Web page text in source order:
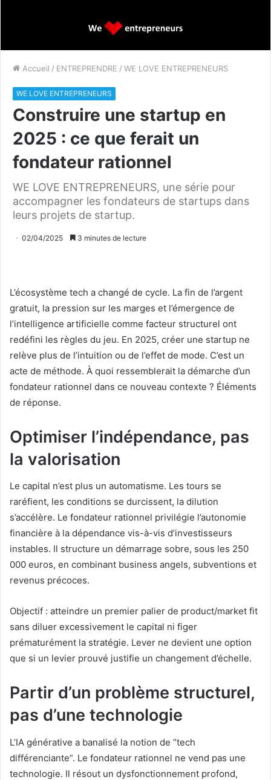
Accueil / ENTREPRENDRE / WE LOVE ENTREPRENEURS
WE LOVE ENTREPRENEURS
Construire une startup en
2025 : ce que ferait un
fondateur rationnel
WE LOVE ENTREPRENEURS, une série pour
accompagner les fondateurs de startups dans
leurs projets de startup.
02/04/2025 3 minutes de lecture
L’écosystème tech a changé de cycle. La fin de l’argent
gratuit, la pression sur les marges et l’émergence de
l’intelligence artificielle comme facteur structurel ont
redéfini les règles du jeu. En 2025, créer une startup ne
relève plus de l’intuition ou de l’effet de mode. C’est un
acte de méthode. À quoi ressemblerait la démarche d’un
fondateur rationnel dans ce nouveau contexte ? Éléments
de réponse.
Optimiser l’indépendance, pas
la valorisation
Le capital n’est plus un automatisme. Les tours se
raréfient, les conditions se durcissent, la dilution
s’accélère. Le fondateur rationnel privilégie l’autonomie
financière à la dépendance vis-à-vis d’investisseurs
instables. Il structure un démarrage sobre, sous les 250
000 euros, en combinant business angels, subventions et
revenus précoces.
Objectif : atteindre un premier palier de product/market fit
sans diluer excessivement le capital ni figer
prématurément la stratégie. Lever ne devient une option
que si un levier prouvé justifie un changement d’échelle.
Partir d’un problème structurel,
pas d’une technologie
L’IA générative a banalisé la notion de “tech
différenciante”. Le fondateur rationnel ne vend pas une
technologie. Il résout un dysfonctionnement profond,